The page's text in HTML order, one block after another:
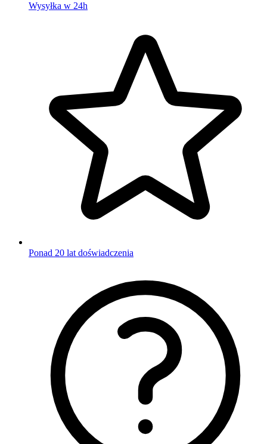
Wysyłka w 24h
Ponad 20 lat doświadczenia